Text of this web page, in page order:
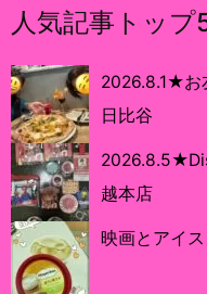
人気記事トップ
2026.8.1★お
日比谷
越本店
映画とアイ